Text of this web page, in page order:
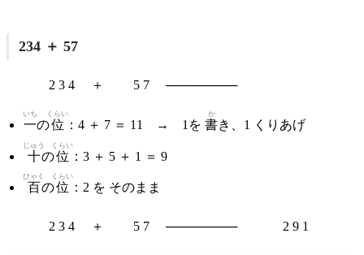
234 ＋ 57
2 3 4 ＋ 5 7 ────────
一
いち
の位
くらい
：4 ＋ 7 ＝ 11 → 1を 書
か
き、1 くりあげ
十
じゅう
の位
くらい
：3 ＋ 5 ＋ 1 ＝ 9
百
ひゃく
の位
くらい
：2 を そのまま
2 3 4 ＋ 5 7 ──────── 2 9 1